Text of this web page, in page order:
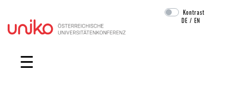
Navigation überspringen
Kontrast
DE /EN
☰